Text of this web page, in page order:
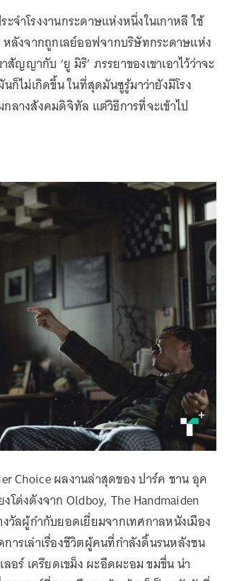
จำโรงงานกระดาษแห่งหนึ่งในเกาหลี ใช้
ลังจากถูกเลย์ออฟจากบริษัทกระดาษแห่ง
สัญญากับ ‘ยู มิริ’ ภรรยาของเขาเอาไว้ว่าจะ
ก็ไม่เกิดขึ้น ในที่สุดมันซูรู้มาว่ายังมีโรง
ลางสังคมดิจิทัล แต่วิธีการที่จะเข้าไป
Choice ผลงานล่าสุดของ ปาร์ค ชาน อุค
โด่งดังจาก Oldboy, The Handmaiden
งวัลผู้กำกับยอดเยี่ยมจากเทศกาลหนังเมือง
ารเล่าเรื่องชีวิตผู้คนที่กำลังดิ้นรนหลังชน
อร์ เครียดเขม็ง ผะอืดผะอม ขมขื่น น่า